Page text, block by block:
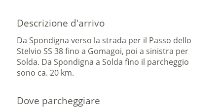
Descrizione d'arrivo
Da Spondigna verso la strada per il Passo dello
Stelvio SS 38 fino a Gomagoi, poi a sinistra per
Solda. Da Spondigna a Solda fino il parcheggio
sono ca. 20 km.
Dove parcheggiare